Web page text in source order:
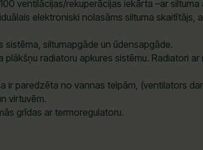
ventilācijas/rekuperācijas iekārta –ar siltuma
elektroniski nolasāms siltuma skaitītājs,
siltumapgāde un ūdensapgāde.
radiatoru apkures sistēmu. Radiatori ar
ir paredzēta no vannas telpām, (ventilators
virtuvēm.
grīdas ar termoregulatoru.